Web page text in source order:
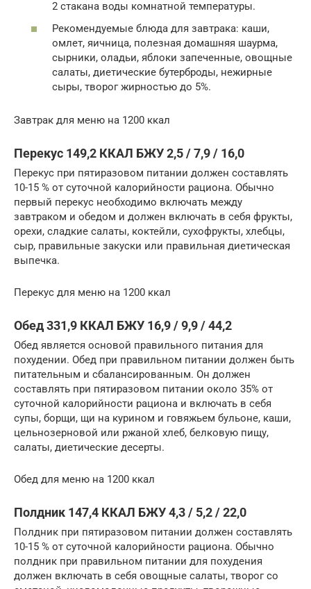
2 стакана воды комнатной температуры.
Рекомендуемые блюда для завтрака: каши,
омлет, яичница, полезная домашняя шаурма,
сырники, оладьи, яблоки запеченные, овощные
салаты, диетические бутерброды, нежирные
сыры, творог жирностью до 5%.
Завтрак для меню на 1200 ккал
Перекус 149,2 ККАЛ БЖУ 2,5 / 7,9 / 16,0
Перекус при пятиразовом питании должен составлять
10-15 % от суточной калорийности рациона. Обычно
первый перекус необходимо включать между
завтраком и обедом и должен включать в себя фрукты,
орехи, сладкие салаты, коктейли, сухофрукты, хлебцы,
сыр, правильные закуски или правильная диетическая
выпечка.
Перекус для меню на 1200 ккал
Обед 331,9 ККАЛ БЖУ 16,9 / 9,9 / 44,2
Обед является основой правильного питания для
похудении. Обед при правильном питании должен быть
питательным и сбалансированным. Он должен
составлять при пятиразовом питании около 35% от
суточной калорийности рациона и включать в себя
супы, борщи, щи на курином и говяжьем бульоне, каши,
цельнозерновой или ржаной хлеб, белковую пищу,
салаты, диетические десерты.
Обед для меню на 1200 ккал
Полдник 147,4 ККАЛ БЖУ 4,3 / 5,2 / 22,0
Полдник при пятиразовом питании должен составлять
10-15 % от суточной калорийности рациона. Обычно
полдник при правильном питании для похудения
должен включать в себя овощные салаты, творог со